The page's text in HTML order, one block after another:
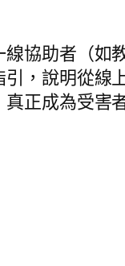
協助者（如
，說明從線
正成為受害